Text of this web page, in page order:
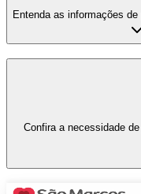
Entenda as informações
Confira a necessidade